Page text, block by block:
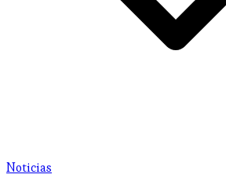
Noticias